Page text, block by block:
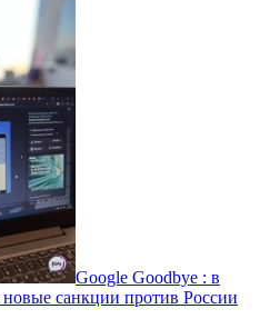
Google Goodbye : в
новые санкции против России